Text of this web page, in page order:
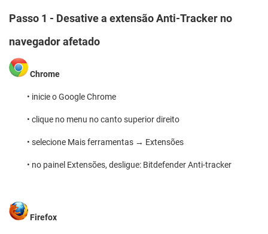
Passo 1 - Desative a extensão Anti-Tracker no
navegador afetado
Chrome
• inicie o Google Chrome
• clique no menu no canto superior direito
• selecione Mais ferramentas → Extensões
• no painel Extensões, desligue: Bitdefender Anti-tracker
Firefox